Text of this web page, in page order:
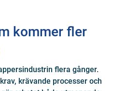
kommer fler
flera gånger.
krävande processer och